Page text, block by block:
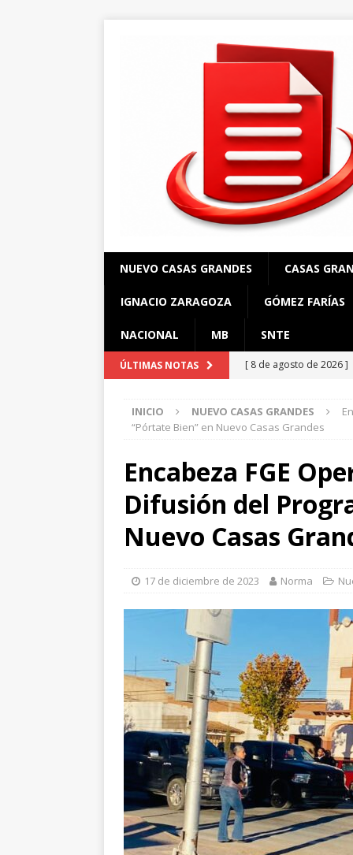
NUEVO CASAS GRANDES CASAS
IGNACIO ZARAGOZA GÓMEZ FARÍAS
NACIONAL MB SNTE
ÚLTIMAS NOTAS [ 8 de agosto de 2026 ]
[ 7 de agosto de 2026 ]
[ 7 de agosto de 2026 ]
Veraneada
NUEVO
[ 7 de agosto de 2026 ]
[ 8 de agosto de 2026 ]
INICIO NUEVO CASAS GRANDES
“Pórtate Bien” en Nuevo Casas Grandes
Encabeza FGE
Difusión del
Nuevo Casas
17 de diciembre de 2023 Norma